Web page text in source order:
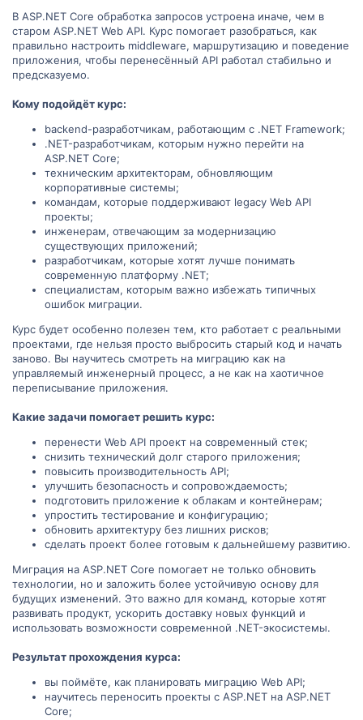
В ASP.NET Core обработка запросов устроена иначе, чем в
старом ASP.NET Web API. Курс помогает разобраться, как
правильно настроить middleware, маршрутизацию и поведение
приложения, чтобы перенесённый API работал стабильно и
предсказуемо.
Кому подойдёт курс:
backend-разработчикам, работающим с .NET Framework;
.NET-разработчикам, которым нужно перейти на
ASP.NET Core;
техническим архитекторам, обновляющим
корпоративные системы;
командам, которые поддерживают legacy Web API
проекты;
инженерам, отвечающим за модернизацию
существующих приложений;
разработчикам, которые хотят лучше понимать
современную платформу .NET;
специалистам, которым важно избежать типичных
ошибок миграции.
Курс будет особенно полезен тем, кто работает с реальными
проектами, где нельзя просто выбросить старый код и начать
заново. Вы научитесь смотреть на миграцию как на
управляемый инженерный процесс, а не как на хаотичное
переписывание приложения.
Какие задачи помогает решить курс:
перенести Web API проект на современный стек;
снизить технический долг старого приложения;
повысить производительность API;
улучшить безопасность и сопровождаемость;
подготовить приложение к облакам и контейнерам;
упростить тестирование и конфигурацию;
обновить архитектуру без лишних рисков;
сделать проект более готовым к дальнейшему развитию.
Миграция на ASP.NET Core помогает не только обновить
технологии, но и заложить более устойчивую основу для
будущих изменений. Это важно для команд, которые хотят
развивать продукт, ускорить доставку новых функций и
использовать возможности современной .NET-экосистемы.
Результат прохождения курса:
вы поймёте, как планировать миграцию Web API;
научитесь переносить проекты с ASP.NET на ASP.NET
Core;